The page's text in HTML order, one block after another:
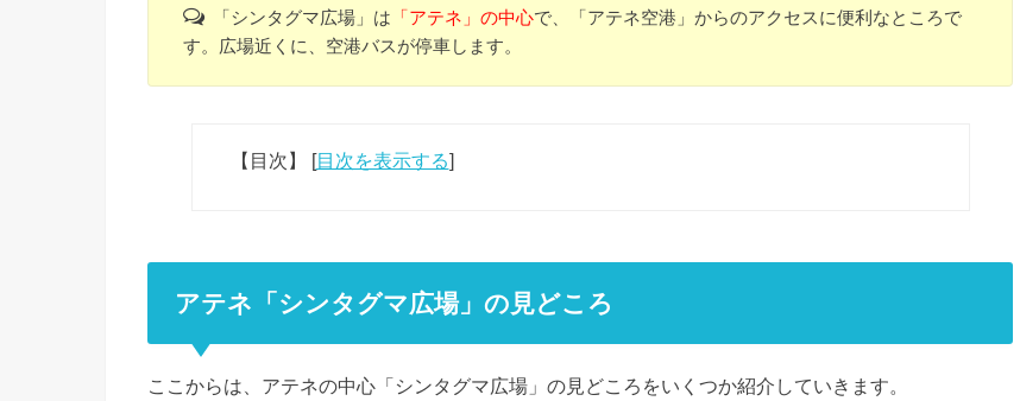
「シンタグマ広場」は 「アテネ」の中心で、「アテネ空港」からのアクセスに便利なところで
す。広場近くに、空港バスが停車します。
【目次】 [目次を表示する]
アテネ「シンタグマ広場」の見どころ
ここからは、アテネの中心「シンタグマ広場」の見どころをいくつか紹介していきます。